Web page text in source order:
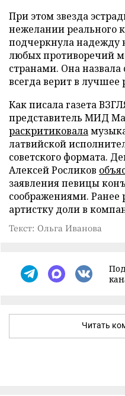
При этом звезда
нежелании реального
подчеркнула надежду
любых противоречий
странами. Она
всегда верит в лучшее
Как писала газета
представитель МИД
раскритиковала
латвийской
советского формата.
Алексей Росликов
заявления певицы
соображениями. Ранее
артистку доли в
Текст: Ольга Иванова
Читать